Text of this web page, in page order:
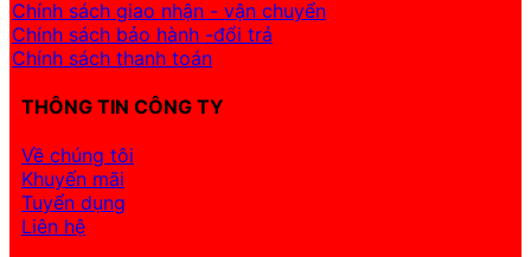
Chính sách giao nhận - vận chuyển
Chính sách bảo hành -đổi trả
Chính sách thanh toán
THÔNG TIN CÔNG TY
Về chúng tôi
Khuyến mãi
Tuyển dụng
Liên hệ